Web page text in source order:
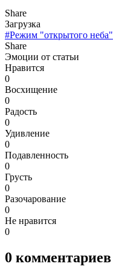
Share
Загрузка
#Режим "открытого неба"
Share
Эмоции от статьи
Нравится
0
Восхищение
0
Радость
0
Удивление
0
Подавленность
0
Грусть
0
Разочарование
0
Не нравится
0
0 комментариев